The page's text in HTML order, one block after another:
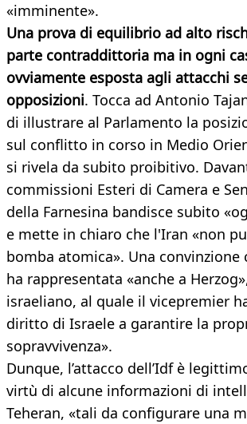
«imminente».
Una prova di equilibrio ad alto
parte contraddittoria ma in ogni
ovviamente esposta agli attacchi
opposizioni. Tocca ad Antonio
di illustrare al Parlamento la
sul conflitto in corso in Medio
si rivela da subito proibitivo.
commissioni Esteri di Camera e
della Farnesina bandisce subito
e mette in chiaro che l'Iran «non
bomba atomica». Una convinzione
ha rappresentata «anche a
israeliano, al quale il vicepremier
diritto di Israele a garantire la
sopravvivenza».
Dunque, l’attacco dell’Idf è
virtù di alcune informazioni di
Teheran, «tali da configurare una